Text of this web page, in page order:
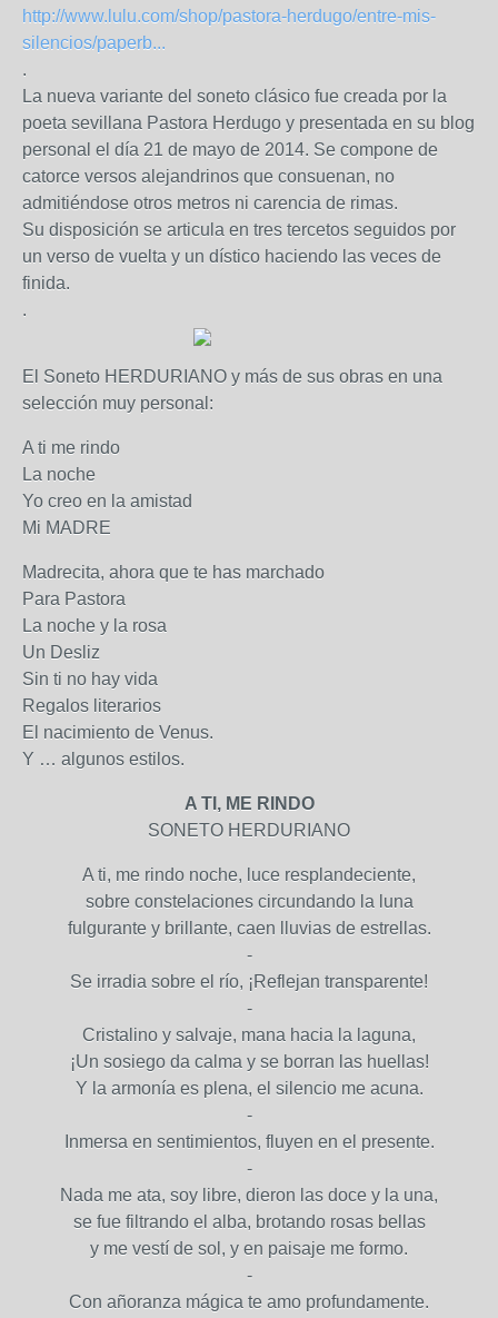
http://www.lulu.com/shop/pastora-herdugo/entre-mis-
silencios/paperb...
.
La nueva variante del soneto clásico fue creada por la
poeta sevillana Pastora Herdugo y presentada en su blog
personal el día 21 de mayo de 2014. Se compone de
catorce versos alejandrinos que consuenan, no
admitiéndose otros metros ni carencia de rimas.
Su disposición se articula en tres tercetos seguidos por
un verso de vuelta y un dístico haciendo las veces de
finida.
.
El Soneto HERDURIANO y más de sus obras en una
selección muy personal:
A ti me rindo
La noche
Yo creo en la amistad
Mi MADRE
Madrecita, ahora que te has marchado
Para Pastora
La noche y la rosa
Un Desliz
Sin ti no hay vida
Regalos literarios
El nacimiento de Venus.
Y … algunos estilos.
A TI, ME RINDO
SONETO HERDURIANO
A ti, me rindo noche, luce resplandeciente,
sobre constelaciones circundando la luna
fulgurante y brillante, caen lluvias de estrellas.
-
Se irradia sobre el río, ¡Reflejan transparente!
-
Cristalino y salvaje, mana hacia la laguna,
¡Un sosiego da calma y se borran las huellas!
Y la armonía es plena, el silencio me acuna.
-
Inmersa en sentimientos, fluyen en el presente.
-
Nada me ata, soy libre, dieron las doce y la una,
se fue filtrando el alba, brotando rosas bellas
y me vestí de sol, y en paisaje me formo.
-
Con añoranza mágica te amo profundamente.